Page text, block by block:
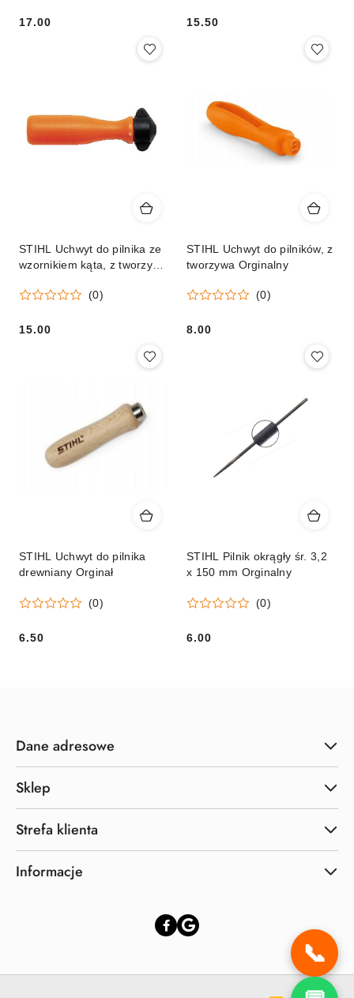
📞
Cena:
17.00
Cena:
15.50
STIHL Uchwyt do pilnika ze
wzornikiem kąta, z tworzywa
(0)
Cena:
15.00
STIHL Uchwyt do pilników, z
tworzywa Orginalny
(0)
Cena:
8.00
STIHL Uchwyt do pilnika
drewniany Orginał
(0)
Cena:
6.50
STIHL Pilnik okrągły śr. 3,2
x 150 mm Orginalny
(0)
Cena:
6.00
Dane adresowe
Sklep
Strefa klienta
Informacje